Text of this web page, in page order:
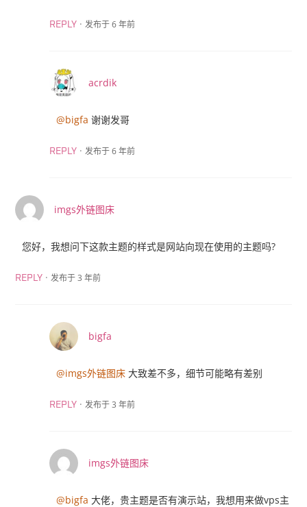
REPLY · 发布于 6 年前
acrdik
@bigfa 谢谢发哥
REPLY · 发布于 6 年前
imgs外链图床
您好，我想问下这款主题的样式是网站向现在使用的主题吗?
REPLY · 发布于 3 年前
bigfa
@imgs外链图床 大致差不多，细节可能略有差别
REPLY · 发布于 3 年前
imgs外链图床
@bigfa 大佬，贵主题是否有演示站，我想用来做vps主